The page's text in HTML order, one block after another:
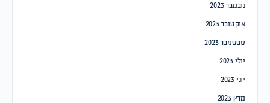
נובמבר 2023
אוקטובר 2023
ספטמבר 2023
יולי 2023
יוני 2023
מרץ 2023